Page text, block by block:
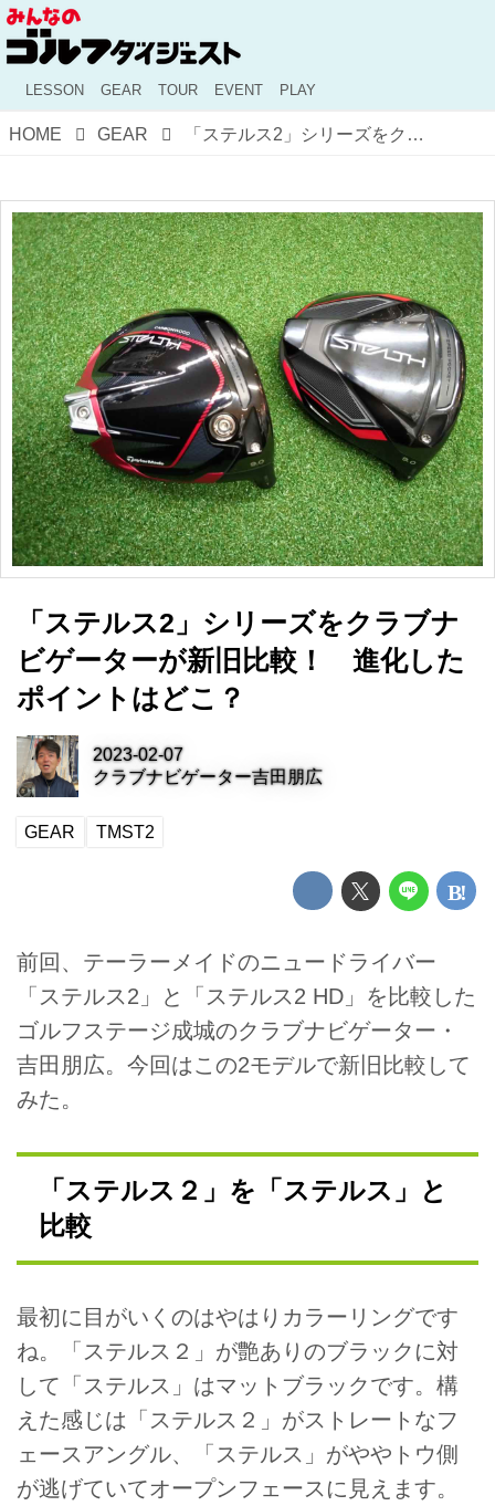
LESSON GEAR TOUR EVENT PLAY
HOME GEAR 「ステルス2」シリーズをクラブナビゲーターが新旧比較！ 進化したポイントはどこ？
「ステルス2」シリーズをクラブナ
ビゲーターが新旧比較！ 進化した
ポイントはどこ？
2023-02-07
クラブナビゲーター吉田朋広
GEAR TMST2
前回、テーラーメイドのニュードライバー
「ステルス2」と「ステルス2 HD」を比較した
ゴルフステージ成城のクラブナビゲーター・
吉田朋広。今回はこの2モデルで新旧比較して
みた。
「ステルス２」を「ステルス」と
比較
最初に目がいくのはやはりカラーリングです
ね。「ステルス２」が艶ありのブラックに対
して「ステルス」はマットブラックです。構
えた感じは「ステルス２」がストレートなフ
ェースアングル、「ステルス」がややトウ側
が逃げていてオープンフェースに見えます。